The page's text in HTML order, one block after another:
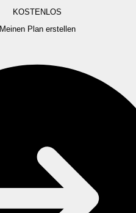
KOSTENLOS
Meinen Plan erstellen